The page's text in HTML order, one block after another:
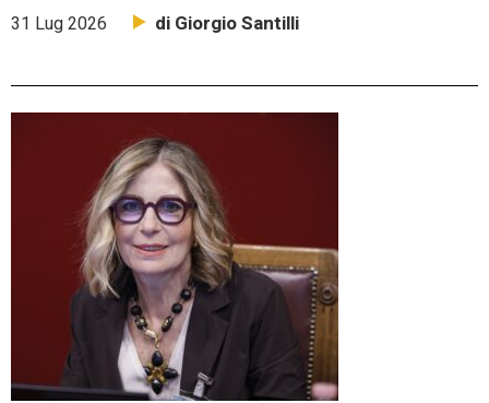
31 Lug 2026 di Giorgio Santilli